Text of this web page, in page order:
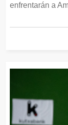
enfrentarán a